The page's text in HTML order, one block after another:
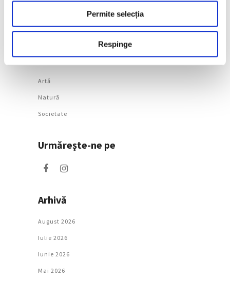
Permite selecția
Respinge
după decenii
Categorii
Artǎ
Natură
Societate
Urmăreşte-ne pe
Arhivă
August 2026
Iulie 2026
Iunie 2026
Mai 2026